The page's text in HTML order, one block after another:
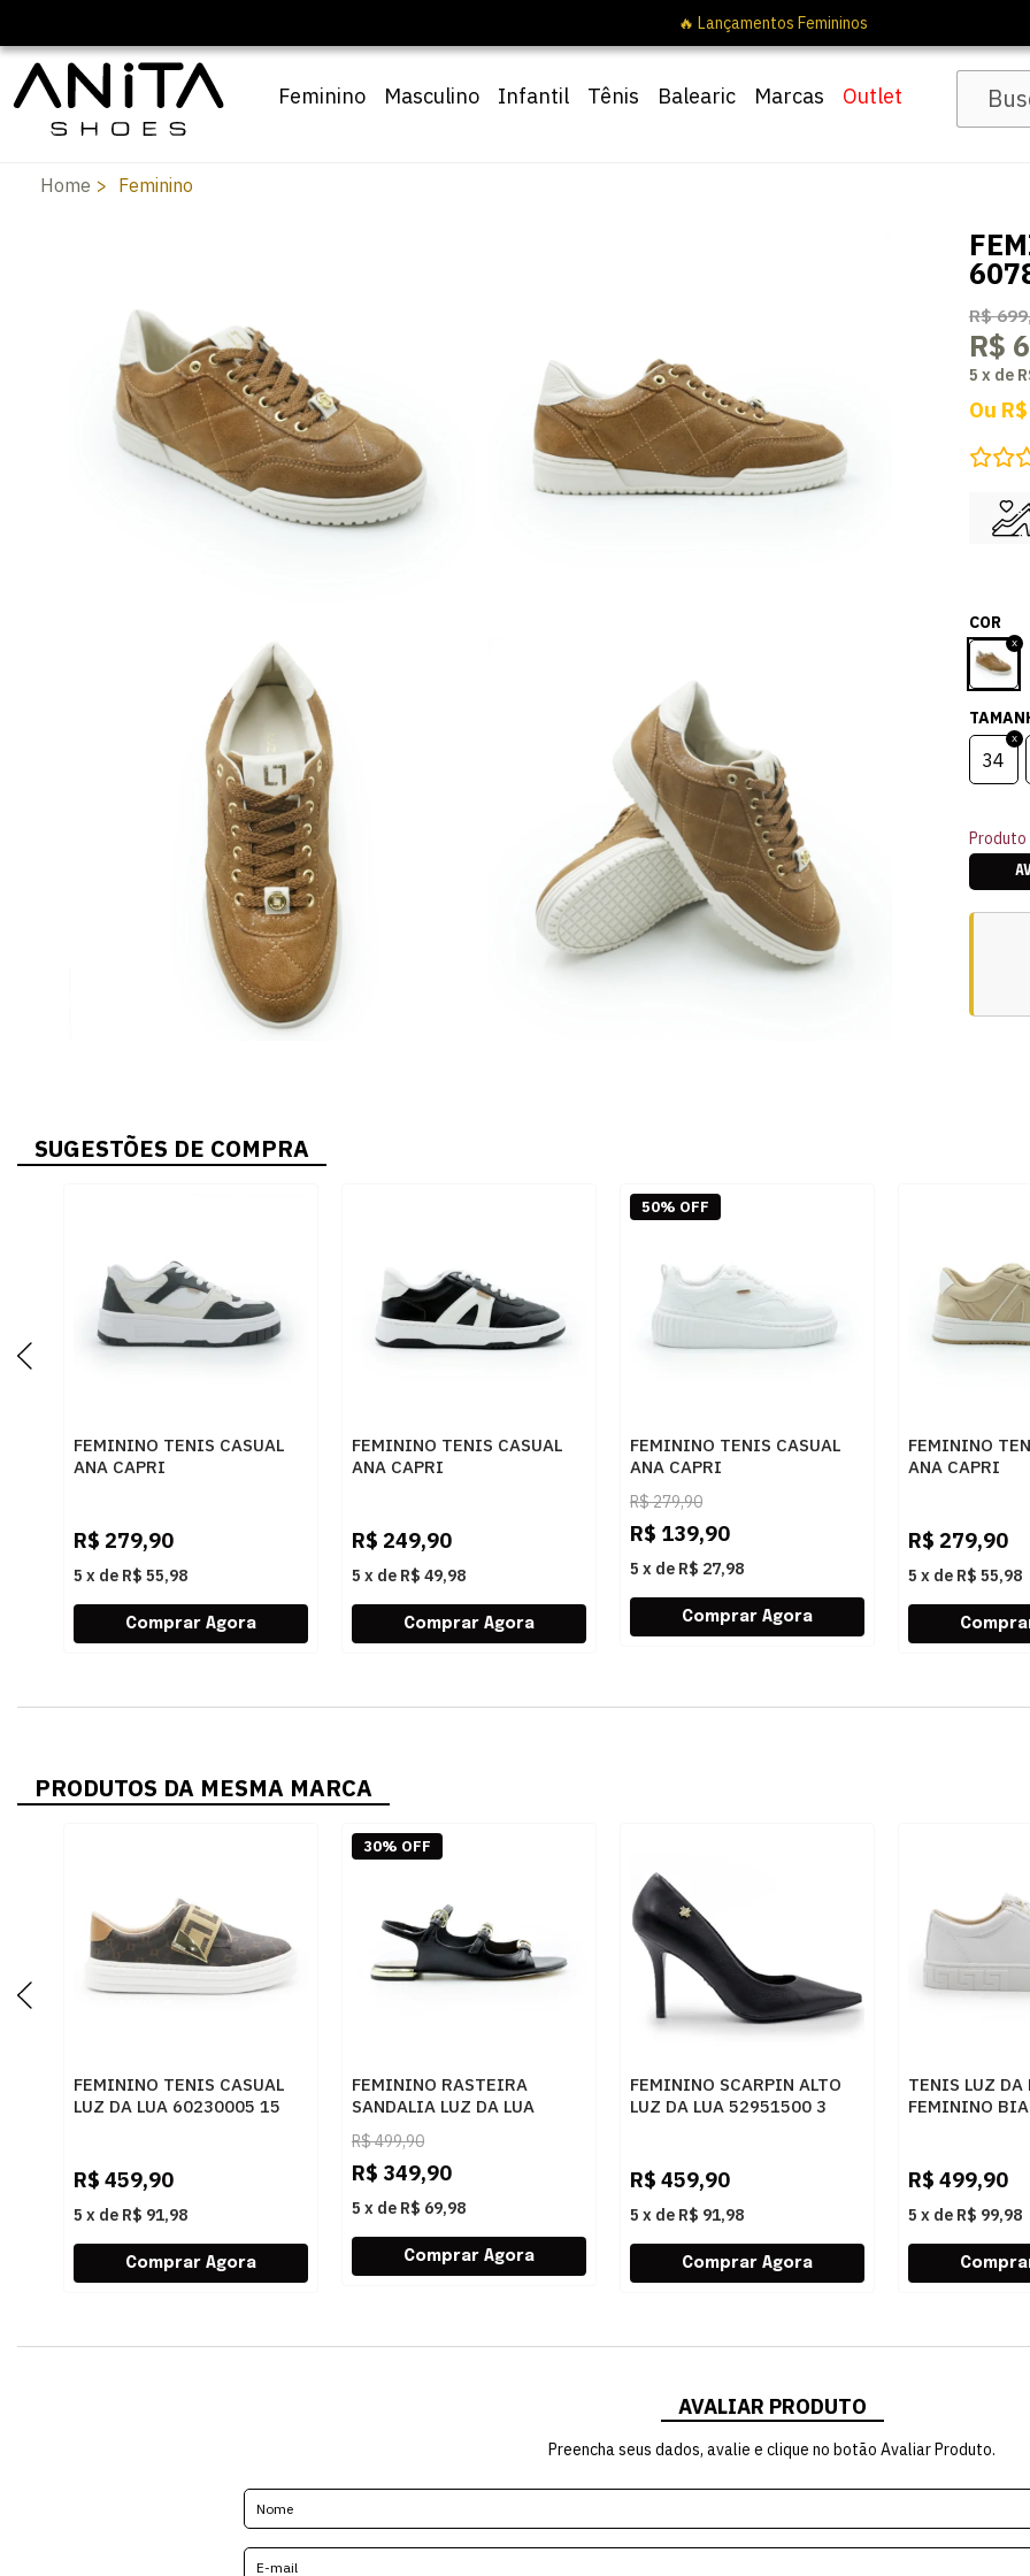
Feminino Masculino Infantil Tênis Balearic Marcas Outlet
Home Feminino
R$
R$
5 x de
Ou
COR
34
SUGESTÕES DE COMPRA
FEMININO TENIS CASUAL
ANA CAPRI
R$ 279,90
5 x de R$ 55,98
FEMININO TENIS CASUAL
ANA CAPRI
R$ 249,90
5 x de R$ 49,98
FEMININO TENIS CASUAL
ANA CAPRI
C3072300010001 BRANCO
R$279,90
R$ 139,90
5 x de R$ 27,98
50% OFF
FEMININO
ANA CAPRI
R$ 279,90
5 x de R$ 55,98
PRODUTOS DA MESMA MARCA
FEMININO TENIS CASUAL
LUZ DA LUA 60230005 15
R$ 459,90
5 x de R$ 91,98
FEMININO RASTEIRA
SANDALIA LUZ DA LUA
80270037 ATACAMA PRETO
R$499,90
R$ 349,90
5 x de R$ 69,98
30% OFF
FEMININO SCARPIN ALTO
LUZ DA LUA 52951500 3
R$ 459,90
5 x de R$ 91,98
TENIS LUZ DA
FEMININO
R$ 499,90
5 x de R$ 99,98
AVALIAR PRODUTO
Preencha seus dados, avalie e clique no botão Avaliar Produto.